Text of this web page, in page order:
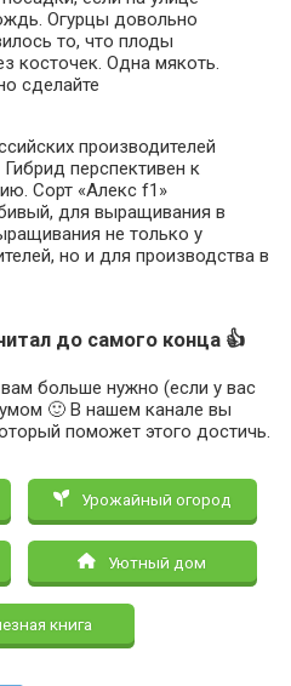
Огурцы довольно
то, что плоды
косточек. Одна мякоть.
сделайте
производителей
перспективен к
Сорт «Алекс f1»
для выращивания в
не только у
но и для производства в
до самого конца 👍
больше нужно (если у вас
🙂 В нашем канале вы
поможет этого достичь.
Урожайный огород
Уютный дом
книга